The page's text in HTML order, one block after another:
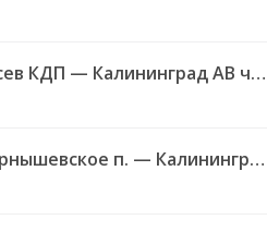
580 Гусев КДП — Калининград АВ ч/з Черняховск АС
583 Чернышевское п. — Калининград АВ ч/з Черняховск АС